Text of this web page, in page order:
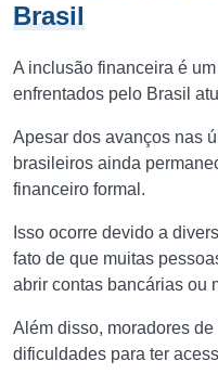
Brasil
A inclusão financeira é
enfrentados pelo Brasil
Apesar dos avanços nas
brasileiros ainda
financeiro formal.
Isso ocorre devido a
fato de que muitas
abrir contas bancárias ou
Além disso, moradores
dificuldades para ter